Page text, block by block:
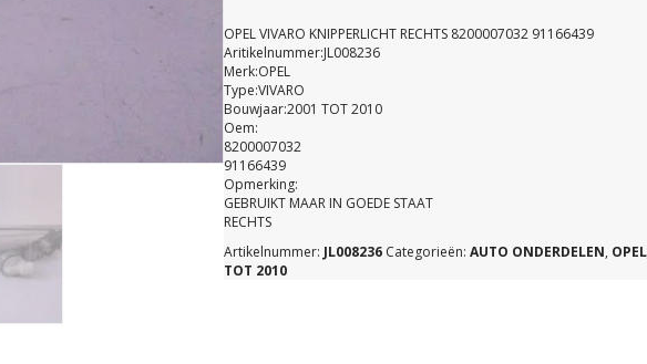
KNIPPERLICHT
RECHTS
8200007032
91166439
aantal
OPEL VIVARO KNIPPERLICHT RECHTS 8200007032 91166439
Aritikelnummer:JL008236
Merk:OPEL
Type:VIVARO
Bouwjaar:2001 TOT 2010
Oem:
8200007032
91166439
Opmerking:
GEBRUIKT MAAR IN GOEDE STAAT
RECHTS
Artikelnummer: JL008236 Categorieën: AUTO ONDERDELEN, OPEL
TOT 2010